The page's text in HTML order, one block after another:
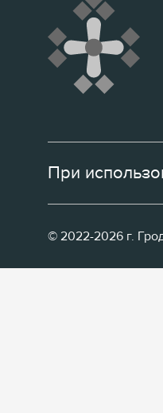
При
© 2022-2026 г.